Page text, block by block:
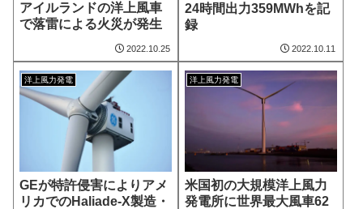
アイルランドの洋上風車
で落雷による火災が発生
2022.10.25
24時間出力359MWhを記
録
2022.10.11
洋上風力発電
GEが特許侵害によりアメ
リカでのHaliade-X製造・
洋上風力発電
米国初の大規模洋上風力
発電所に世界最大風車62